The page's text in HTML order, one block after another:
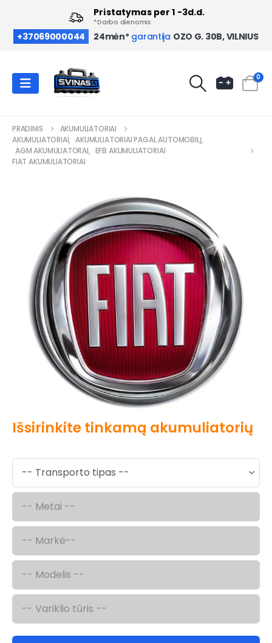
+37069000044 24mėn* garantija OZO G. 30B, VILNIUS
Pristatymas per 1 -3d.d.
*Darbo dienomis
0
PRADINIS
AKUMULIATORIAI
AKUMULIATORIAI, AKUMULIATORIAI PAGAL AUTOMOBILĮ,
AGM AKUMULIATORAI, EFB AKUMULIATORIAI
FIAT AKUMULIATORIAI
Išsirinkite tinkamą akumuliatorių